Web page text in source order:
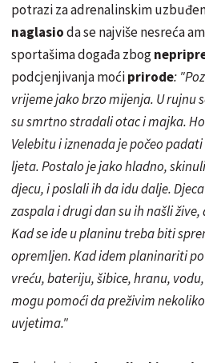
potrazi za adrenalinskim
naglasioda se najviše nesreća
sportašima događa zbog
podcjenjivanja moćiprirode:
vrijeme jako brzo mijenja. U rujnu
su smrtno stradali otac i majka.
Velebitu i iznenada je počeo
ljeta. Postalo je jako hladno,
djecu, i poslali ih da idu dalje.
zaspala i drugi dan su ih našli
Kad se ide u planinu treba biti
opremljen. Kad idem planinariti
vreću, bateriju, šibice, hranu,
mogu pomoći da preživim
uvjetima."